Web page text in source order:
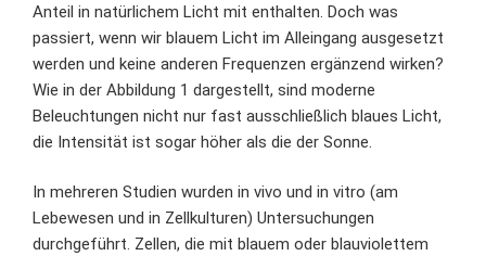
Anteil in natürlichem Licht mit enthalten. Doch was
passiert, wenn wir blauem Licht im Alleingang ausgesetzt
werden und keine anderen Frequenzen ergänzend wirken?
Wie in der Abbildung 1 dargestellt, sind moderne
Beleuchtungen nicht nur fast ausschließlich blaues Licht,
die Intensität ist sogar höher als die der Sonne.
In mehreren Studien wurden in vivo und in vitro (am
Lebewesen und in Zellkulturen) Untersuchungen
durchgeführt. Zellen, die mit blauem oder blauviolettem